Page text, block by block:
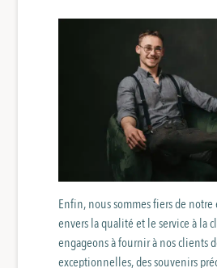
Enfin, nous sommes fiers de
envers la qualité et le service à la
engageons à fournir à nos clients
exceptionnelles, des souvenirs